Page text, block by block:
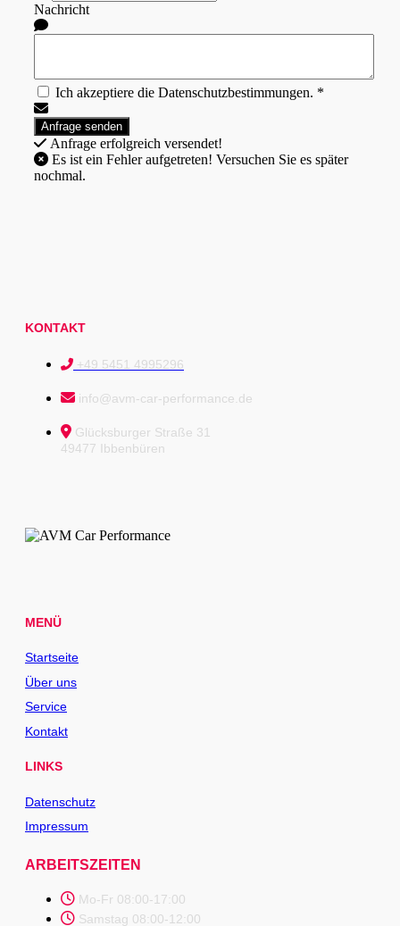
Nachricht
Ich akzeptiere die Datenschutzbestimmungen. *
Anfrage erfolgreich versendet!
nochmal.
KONTAKT
+49 5451 4995296
info@avm-car-performance.de
Glücksburger Straße 31
49477 Ibbenbüren
MENÜ
Startseite
Über uns
Service
Kontakt
LINKS
Datenschutz
Impressum
ARBEITSZEITEN
Mo-Fr 08:00-17:00
Samstag 08:00-12:00